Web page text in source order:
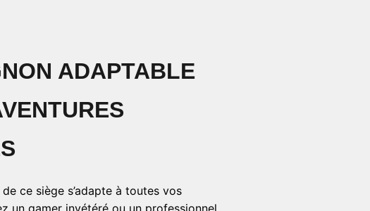
ADAPTABLE
ce siège s’adapte à toutes vos
un gamer invétéré ou un professionnel